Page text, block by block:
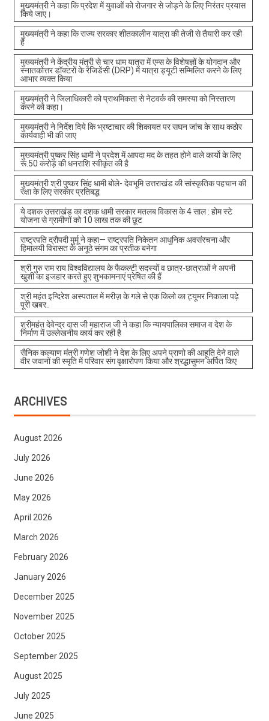
मुख्यमंत्री ने कहा कि प्रदेश में युवाओं को रोजगार से जोड़ने के लिए निरंतर प्रयास
किये जाए।
मुख्यमंत्री ने कहा कि राज्य सरकार शीतकालीन यात्रा की तेजी से तैयारी कर रही
है
मुख्यमंत्री ने केंद्रीय मंत्री से चार धाम यात्रा में एम्स के विशेषज्ञों के योगदान और
स्नातकोत्तर डॉक्टरों के रेजिडेंसी (DRP) में यात्रा ड्यूटी सम्मिलित करने के लिए
आभार व्यक्त किया
मुख्यमंत्री ने जिलाधिकारी को प्राथमिकता से नेटवर्क की समस्या को निस्तारण
करने को कहा।
मुख्यमंत्री ने निर्देश दिये कि भ्रष्टाचार की शिकायत पर सघन जांच के साथ कठोर
कार्यवाही भी की जाए
मुख्यमंत्री पुष्कर सिंह धामी ने प्रदेश में आपदा मद के तहत होने वाले कार्यो के लिए
रू.50 करोड़ की धनराशि स्वीकृत की है
मुख्यमंत्री श्री पुष्कर सिंह धामी बोले- देवभूमि उत्तराखंड की सांस्कृतिक पहचान की
रक्षा के लिए सरकार प्रतिबद्ध
ये दशक उत्तराखंड का दशक धामी सरकार मतलब विकास के 4 साल : होम स्टे
योजना से ग्रामीणों को 10 लाख तक की छूट
राष्ट्रपति द्रौपदी मुर्मू ने कहा— राष्ट्रपति निकेतन आधुनिक अवसंरचना और
हिमालयी विरासत के अनूठे संगम का प्रतीक बनेगा
श्री गुरु राम राय विश्वविद्यालय के फैकल्टी सदस्यों व छात्र-छात्राओं ने अपनी
खुशी का इजहार करते हुए शुभकामनाएं प्रेषित की हैं
श्री महंत इन्दिरेश अस्पताल में मरीज़ के गले से एक किलो का ट्यूमर निकाला पढ़े
पूरी खबर..
श्रीमहंत देवेन्द्र दास जी महाराज जी ने कहा कि न्यायपालिका समाज व देश के
निर्माण में उल्लेखनीय कार्य कर रही है
सैनिक कल्याण मंत्री गणेश जोशी ने देश के लिए अपने प्राणो की आहूति देने वाले
वीर जवानों की स्मृति में परिवार संग वृक्षारोपण किया और श्रद्धासुमन अर्पित किए
ARCHIVES
August 2026
July 2026
June 2026
May 2026
April 2026
March 2026
February 2026
January 2026
December 2025
November 2025
October 2025
September 2025
August 2025
July 2025
June 2025